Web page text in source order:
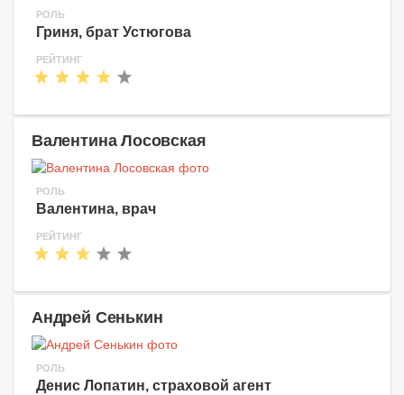
РОЛЬ
Гриня, брат Устюгова
РЕЙТИНГ
Валентина Лосовская
РОЛЬ
Валентина, врач
РЕЙТИНГ
Андрей Сенькин
РОЛЬ
Денис Лопатин, страховой агент